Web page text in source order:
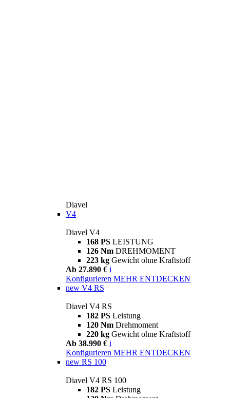
Diavel
V4
Diavel V4
168 PS LEISTUNG
126 Nm DREHMOMENT
223 kg Gewicht ohne Kraftstoff
Ab 27.890 € i
Konfigurieren MEHR ENTDECKEN
new V4 RS
Diavel V4 RS
182 PS Leistung
120 Nm Drehmoment
220 kg Gewicht ohne Kraftstoff
Ab 38.990 € i
Konfigurieren MEHR ENTDECKEN
new RS 100
Diavel V4 RS 100
182 PS Leistung